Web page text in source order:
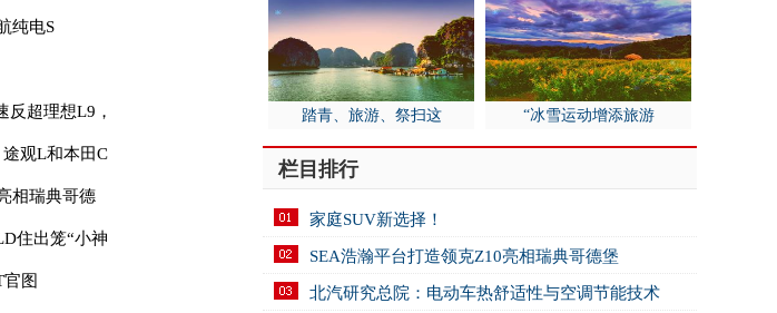
纯电S
反超理想L9，
观L和本田C
相瑞典哥德
住出笼“小神
图
踏青、旅游、祭扫这 “冰雪运动增添旅游
栏目排行
家庭SUV新选择！
SEA浩瀚平台打造领克Z10亮相瑞典哥德堡
北汽研究总院：电动车热舒适性与空调节能技术